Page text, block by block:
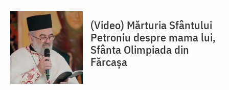
(Video) Mărturia Sfântului
Petroniu despre mama lui,
Sfânta Olimpiada din
Fărcașa